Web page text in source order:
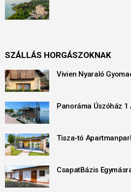
SZÁLLÁS HORGÁSZOKNAK
Vivien Nyaraló
Panoráma Úszóház 1
Tisza-tó
CsapatBázis